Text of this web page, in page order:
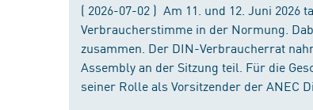
( 2026-07-02 ) Am 11. und 12. Juni 2026
Verbraucherstimme in der Normung.
zusammen. Der DIN-Verbraucherrat
Assembly an der Sitzung teil. Für die
seiner Rolle als Vorsitzender der ANEC